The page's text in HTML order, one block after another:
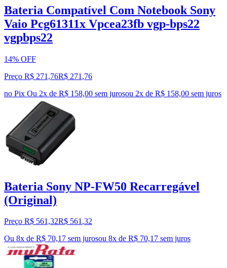
Bateria Compatível Com Notebook Sony
Vaio Pcg61311x Vpcea23fb vgp-bps22
vgpbps22
14% OFF
Preço R$ 271,76R$ 271 ,76
no Pix Ou 2x de R$ 158,00 sem jurosou 2x de R$ 158,00 sem juros
Bateria Sony NP-FW50 Recarregável
(Original)
Preço R$ 561,32R$ 561,32
Ou 8x de R$ 70,17 sem jurosou 8x de R$ 70,17 sem juros